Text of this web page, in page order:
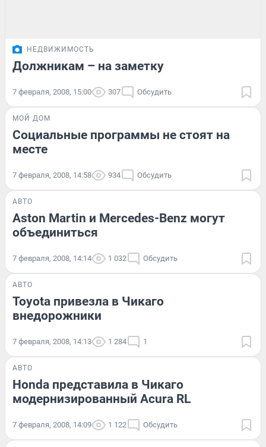
НЕДВИЖИМОСТЬ
Должникам – на заметку
7 февраля, 2008, 15:00 307 Обсудить
МОЙ ДОМ
Социальные программы не стоят на
месте
7 февраля, 2008, 14:58 934 Обсудить
АВТО
Aston Martin и Mercedes-Benz могут
объединиться
7 февраля, 2008, 14:14 1 032 Обсудить
АВТО
Toyota привезла в Чикаго
внедорожники
7 февраля, 2008, 14:13 1 284 1
АВТО
Honda представила в Чикаго
модернизированный Acura RL
7 февраля, 2008, 14:09 1 122 Обсудить